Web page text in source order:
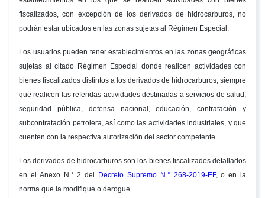
fiscalizados, con excepción de los derivados de hidrocarburos, no
podrán estar ubicados en las zonas sujetas al Régimen Especial.
Los usuarios pueden tener establecimientos en las zonas geográficas
sujetas al citado Régimen Especial donde realicen actividades con
bienes fiscalizados distintos a los derivados de hidrocarburos, siempre
que realicen las referidas actividades destinadas a servicios de salud,
seguridad pública, defensa nacional, educación, contratación y
subcontratación petrolera, así como las actividades industriales, y que
cuenten con la respectiva autorización del sector competente.
Los derivados de hidrocarburos son los bienes fiscalizados detallados
en el Anexo N.° 2 del
Decreto Supremo N.° 268-2019-EF, o en la
norma que la modifique o derogue.